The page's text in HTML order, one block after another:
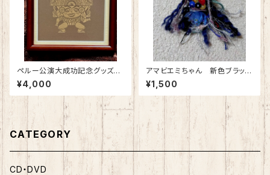
ペルー公演大成功記念グッズ！
【インカの神さま映美ちゃん プ
レミアムアートパネル】
¥4,000
アマビエミちゃん 新色ブラック
Ver. （ストラップタイプ）
¥1,500
CATEGORY
CD・DVD